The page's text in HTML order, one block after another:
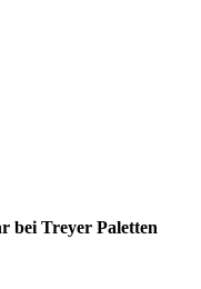
bei Treyer Paletten